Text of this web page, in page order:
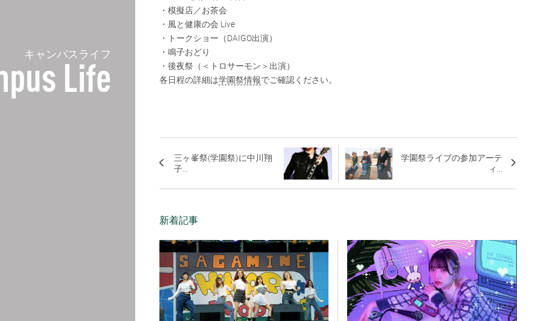
キャンパスライフ
Life
・模擬店／お茶会
・風と健康の会 Live
・トークショー（DAIGO出演）
・鳴子おどり
・後夜祭（＜トロサーモン＞出演）
各日程の詳細は学園祭情報でご確認ください。
三ヶ峯祭(学園祭)に中川翔
子...
学園祭ライブの参加アーテ
ィ...
新着記事